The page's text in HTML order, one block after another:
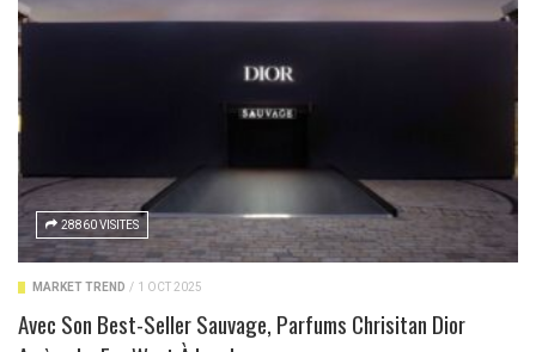
28860 VISITES
MARKET TREND / 1 OCT 2025
Avec Son Best-Seller Sauvage, Parfums Chrisitan Dior